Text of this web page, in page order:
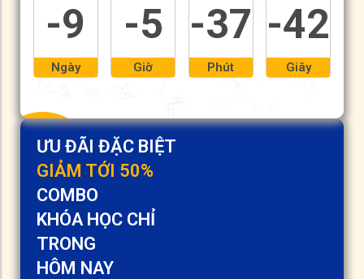
ƯU ĐÃI ĐẶC BIỆT
GIẢM TỚI 50%
COMBO
KHÓA HỌC CHỈ
TRONG
HÔM NAY
-9
Ngày
-5
Giờ
-37
Phút
-42
Giây